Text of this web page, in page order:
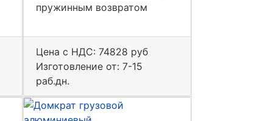
пружинным возвратом
Цена с НДС: 74828 руб
Изготовление от: 7-15
раб.дн.